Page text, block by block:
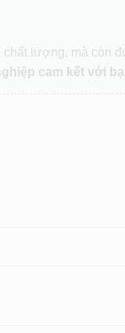
chất lượng, mà còn
cam kết với